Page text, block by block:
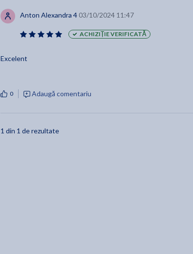
Anton Alexandra 4 03/10/2024 11:47
ACHIZIȚIE VERIFICATĂ
Excelent
0 Adaugă comentariu
1 din 1 de rezultate